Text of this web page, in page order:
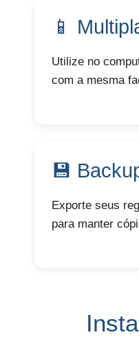
📱
Utilize no
com a mesma
💾
Exporte seus
para manter